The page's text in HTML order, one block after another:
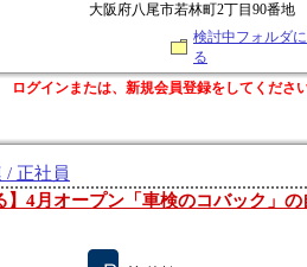
大阪府八尾市若林町2丁目90番地
検討中フォルダ
る
ログインまたは、新規会員登録をしてくださ
/ 正社員
】4月オープン「車検のコバック」の